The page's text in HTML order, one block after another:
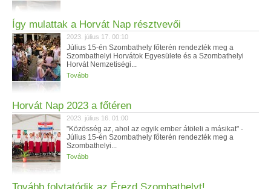
Így mulattak a Horvát Nap résztvevői
2023. július 17. 00:10
Július 15-én Szombathely főterén rendezték meg a
Szombathelyi Horvátok Egyesülete és a Szombathelyi
Horvát Nemzetiségi...
Tovább
Horvát Nap 2023 a főtéren
2023. július 16. 01:00
"Közösség az, ahol az egyik ember átöleli a másikat" -
Július 15-én Szombathely főterén rendezték meg a
Szombathelyi...
Tovább